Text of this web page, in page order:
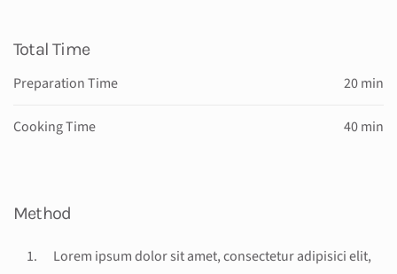
Total Time
Preparation Time 20 min
Cooking Time 40 min
Method
Lorem ipsum dolor sit amet, consectetur adipisici elit,